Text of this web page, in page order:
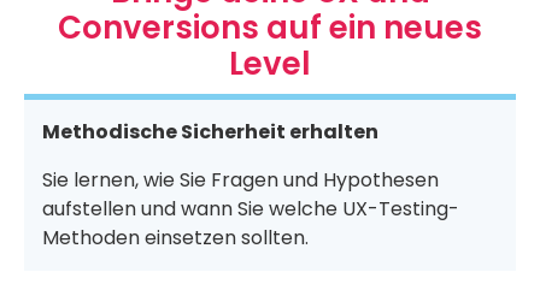
Conversions auf ein neues
Level
Methodische Sicherheit erhalten
Sie lernen, wie Sie Fragen und Hypothesen
aufstellen und wann Sie welche UX-Testing-
Methoden einsetzen sollten.